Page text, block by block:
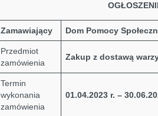
Zamawiający Dom Pomocy
Przedmiot
zamówienia
Zakup z dostawą
Termin
wykonania
zamówienia
01.04.2023 r. –